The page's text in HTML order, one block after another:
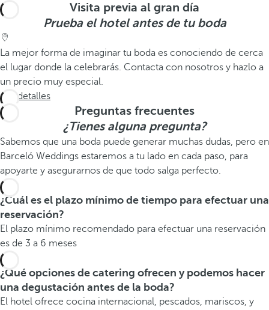
Visita previa al gran día
Prueba el hotel antes de tu boda
La mejor forma de imaginar tu boda es conociendo de cerca
el lugar donde la celebrarás. Contacta con nosotros y hazlo a
un precio muy especial.
Ver detalles
Preguntas frecuentes
¿Tienes alguna pregunta?
Sabemos que una boda puede generar muchas dudas, pero en
Barceló Weddings estaremos a tu lado en cada paso, para
apoyarte y asegurarnos de que todo salga perfecto.
¿Cuál es el plazo mínimo de tiempo para efectuar una
reservación?
El plazo mínimo recomendado para efectuar una reservación
es de 3 a 6 meses
¿Qué opciones de catering ofrecen y podemos hacer
una degustación antes de la boda?
El hotel ofrece cocina internacional, pescados, mariscos, y